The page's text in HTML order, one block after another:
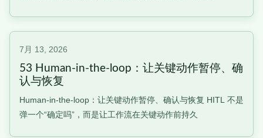
7月 13, 2026
53 Human-in-the-loop：让关键动作暂停、确
认与恢复
Human-in-the-loop：让关键动作暂停、确认与恢复 HITL 不是
弹一个“确定吗”，而是让工作流在关键动作前持久